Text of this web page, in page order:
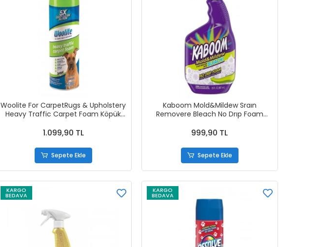
Woolite For CarpetRugs & Upholstery
Heavy Traffic Carpet Foam Köpük
Lekelerine Karşı Koruma 623 g
1.099,90 TL
Sepete Ekle
Kaboom Mold&Mildew Sraın
Removere Bleach No Drıp Foam
999,90 TL
Sepete Ekle
KARGO
BEDAVA
KARGO
BEDAVA